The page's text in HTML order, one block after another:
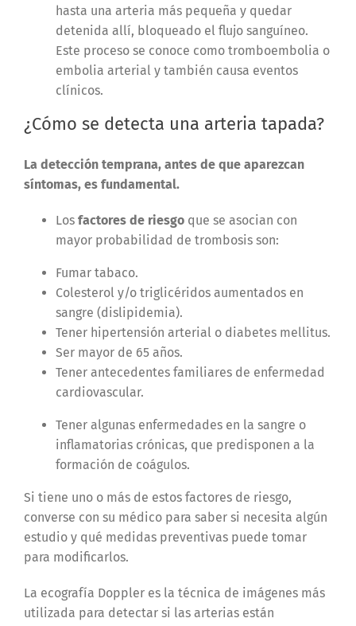
hasta una arteria más pequeña y quedar
detenida allí, bloqueado el flujo sanguíneo.
Este proceso se conoce como tromboembolia o
embolia arterial y también causa eventos
clínicos.
¿Cómo se detecta una arteria tapada?
La detección temprana, antes de que aparezcan
síntomas, es fundamental.
Los factores de riesgoque se asocian con
mayor probabilidad de trombosis son:
Fumar tabaco.
Colesterol y/o triglicéridos aumentados en
sangre (dislipidemia).
Tener hipertensión arterial o diabetes mellitus.
Ser mayor de 65 años.
Tener antecedentes familiares de enfermedad
cardiovascular.
Tener algunas enfermedades en la sangre o
inflamatorias crónicas, que predisponen a la
formación de coágulos.
Si tiene uno o más de estos factores de riesgo,
converse con su médico para saber si necesita algún
estudio y qué medidas preventivas puede tomar
para modificarlos.
La ecografía Doppler es la técnica de imágenes más
utilizada para detectar si las arterias están